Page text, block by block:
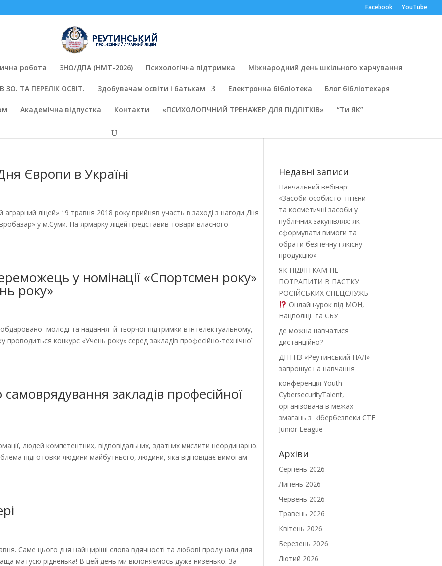
Facebook YouTube
робота ЗНО/ДПА (НМТ-2026) Психологічна підтримка Міжнародний день шкільного харчування
ЗО. ТА ПЕРЕЛІК ОСВІТ. Здобувачам освіти і батькам Електронна бібліотека Блог бібліотекаря
Академічна відпустка Контакти «ПСИХОЛОГІЧНИЙ ТРЕНАЖЕР ДЛЯ ПІДЛІТКІВ» “Ти ЯК”
Європи в Україні
ліцей» 19 травня 2018 року прийняв участь в заході з нагоди Дня
у м.Суми. На ярмарку ліцей представив товари власного
у номінації «Спортсмен року»
року»
молоді та надання їй творчої підтримки в інтелектуальному,
конкурс «Учень року» серед закладів професійно-технічної
самоврядування закладів професійної
компетентних, відповідальних, здатних мислити неординарно.
підготовки людини майбутнього, людини, яка відповідає вимогам
Саме цього дня найщиріші слова вдячності та любові пролунали для
матусю рідненька! В цей день ми вклоняємось дуже низенько. За
Недавні записи
Навчальний вебінар:
«Засоби особистої гігієни
та косметичні засоби у
публічних закупівлях: як
сформувати вимоги та
обрати безпечну і якісну
продукцію»
ЯК ПІДЛІТКАМ НЕ
ПОТРАПИТИ В ПАСТКУ
РОСІЙСЬКИХ СПЕЦСЛУЖБ
Онлайн-урок від МОН,
Нацполіції та СБУ
де можна навчатися
дистанційно?
ДПТНЗ «Реутинський ПАЛ»
запрошує на навчання
конференція Youth
CybersecurityTalent,
організована в межах
змагань з кібербезпеки CTF
Junior League
Архіви
Серпень 2026
Липень 2026
Червень 2026
Травень 2026
Квітень 2026
Березень 2026
Лютий 2026